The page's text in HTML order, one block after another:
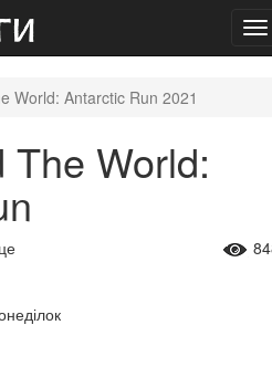
World: Antarctic Run 2021
The World: